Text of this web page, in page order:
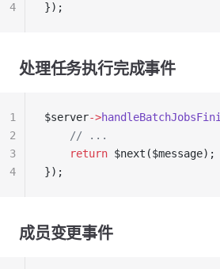
});
4
处理任务执行完成事件
$server->
    // ...
    return
$next($message);
});
1
2
3
4
成员变更事件